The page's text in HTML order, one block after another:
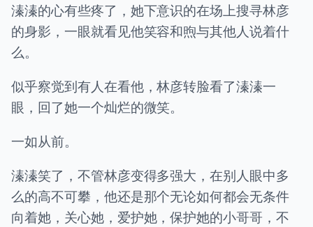
溱溱的心有些疼了，她下意识的在场上搜寻林彦
的身影，一眼就看见他笑容和煦与其他人说着什
么。
似乎察觉到有人在看他，林彦转脸看了溱溱一
眼，回了她一个灿烂的微笑。
一如从前。
溱溱笑了，不管林彦变得多强大，在别人眼中多
么的高不可攀，他还是那个无论如何都会无条件
向着她，关心她，爱护她，保护她的小哥哥，不